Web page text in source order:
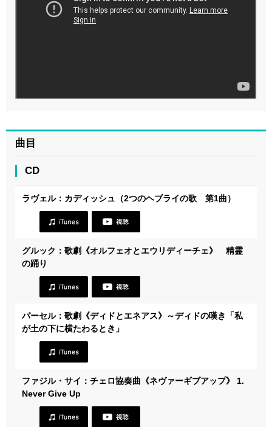
曲目
CD
ラヴェル：カディッシュ（2つのヘブライの歌 第1曲）
グルック：歌劇《オルフェオとエウリディーチェ》 精霊
の踊り
パーセル：歌劇《ディドとエネアス》～ディドの嘆き「私
が土の下に横たわるとき」
ファジル・サイ：チェロ協奏曲《ネヴァーギブアップ》 1.
Never Give Up